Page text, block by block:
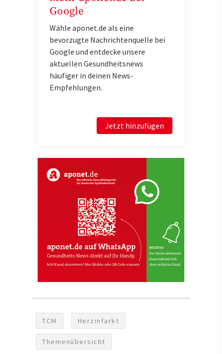
Google
Wähle aponet.de als eine
bevorzugte Nachrichtenquelle bei
Google und entdecke unsere
aktuellen Gesundheitsnews
häufiger in deinen News-
Empfehlungen.
Jetzt hinzufügen
TCM Herzinfarkt
Themenübersicht